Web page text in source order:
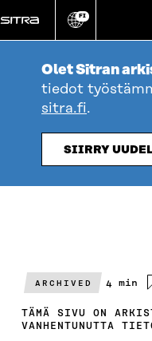
suoraan
sisältöön
Vaihda
kieli
FI
Olet Sitran
tiedot
sitra.fi.
SIIRRY
ARCHIVED 4 min
TÄMÄ SIVU ON
VANHENTUNUTTA